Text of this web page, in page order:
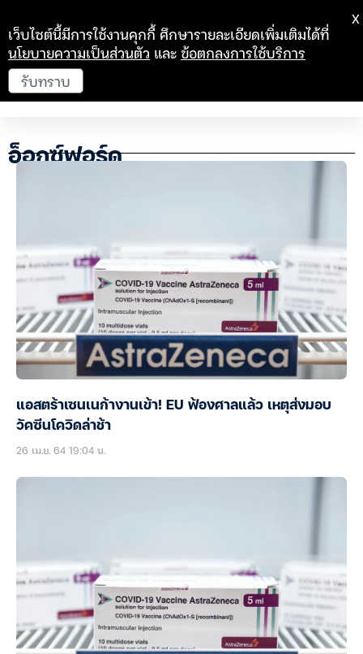
อ็อกซ์ฟอร์ด
แอสตร้าเซนเนก้างานเข้า! EU ฟ้องศาลแล้ว เหตุส่งมอบ
วัคซีนโควิดล่าช้า
26 เม.ย. 64 19:04 น.
เว็บไซต์นี้มีการใช้งานคุกกี้ ศึกษารายละเอียดเพิ่มเติมได้ที่
นโยบายความเป็นส่วนตัว และข้อตกลงการใช้บริการ
รับทราบ
X